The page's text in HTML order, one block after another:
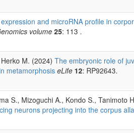
and microRNA profile in
volume25: 113 .
M. (2024) The embryonic role of
metamorphosis eLife 12: RP92643.
S., Mizoguchi A., Kondo S., Tanimoto
neurons projecting into the corpus